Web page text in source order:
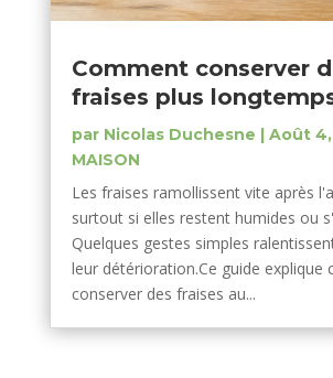
Comment conserver
fraises plus
par Nicolas Duchesne Août
MAISON
Les fraises ramollissent vite après
surtout si elles restent humides ou
Quelques gestes simples
leur détérioration.Ce guide explique
conserver des fraises au...